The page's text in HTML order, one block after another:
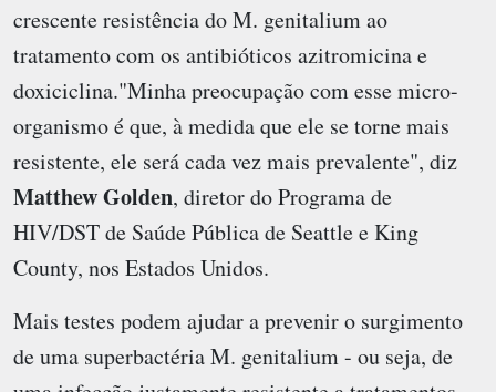
crescente resistência do M. genitalium ao
tratamento com os antibióticos azitromicina e
doxiciclina."Minha preocupação com esse micro-
organismo é que, à medida que ele se torne mais
resistente, ele será cada vez mais prevalente", diz
Matthew Golden, diretor do Programa de
HIV/DST de Saúde Pública de Seattle e King
County, nos Estados Unidos.
Mais testes podem ajudar a prevenir o surgimento
de uma superbactéria M. genitalium - ou seja, de